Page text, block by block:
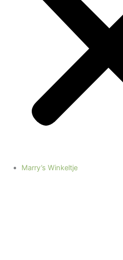
Marry’s Winkeltje